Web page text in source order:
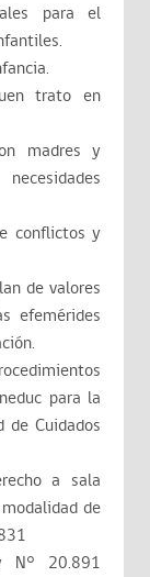
para el
trato en
madres y
conflictos y
de valores
efemérides
para la
de Cuidados
a sala
de
N° 20.891